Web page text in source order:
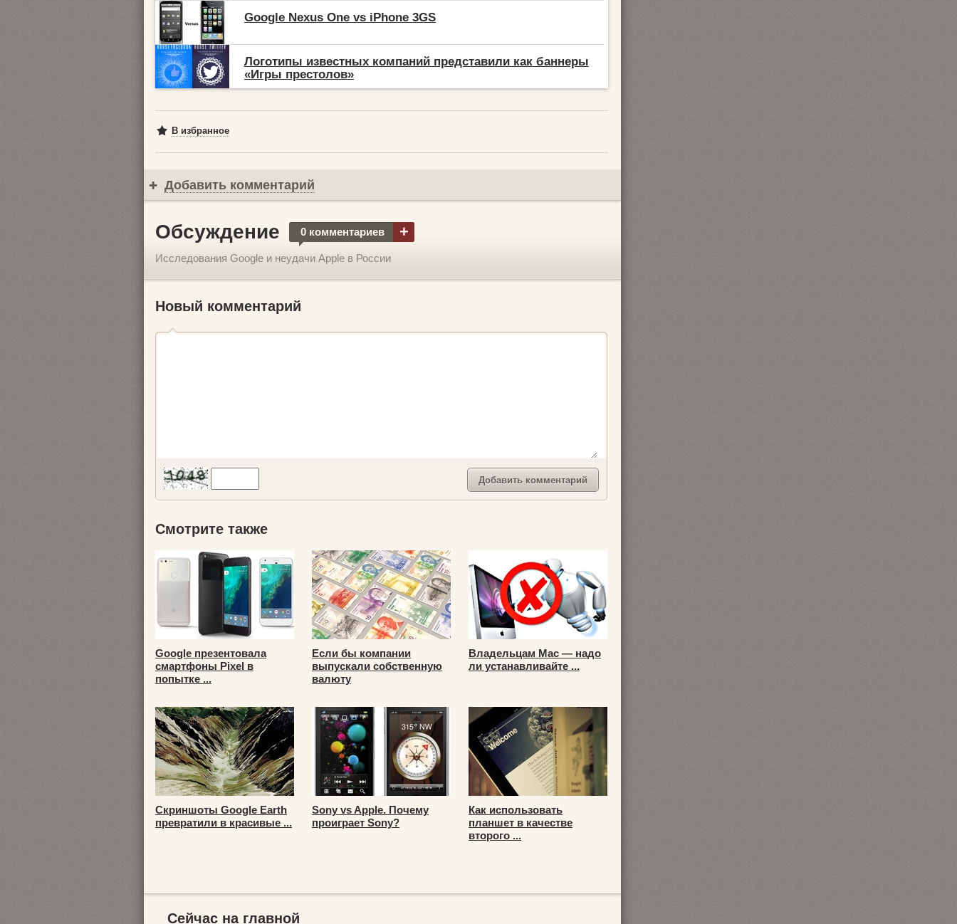
Google Nexus One vs iPhone 3GS
Логотипы известных компаний представили как баннеры
«Игры престолов»
В избранное
Добавить комментарий
Обсуждение 0 комментариев +
Исследования Google и неудачи Apple в России
Новый комментарий
Смотрите также
Google презентовала
смартфоны Pixel в
попытке ...
Если бы компании
выпускали собственную
валюту
Владельцам Mac — надо
ли устанавливайте ...
Скриншоты Google Earth
превратили в красивые ...
Sony vs Apple. Почему
проиграет Sony?
Как использовать
планшет в качестве
второго ...
Сейчас на главной